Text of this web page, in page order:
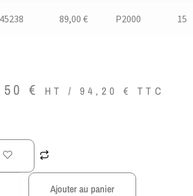
89,00 € P2000 15
€ HT / 94,20 € TTC
Ajouter au panier